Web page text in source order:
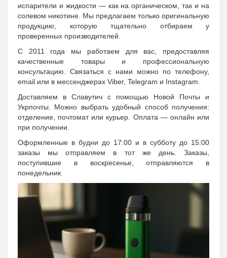
испарители и жидкости — как на органическом, так и на
солевом никотине. Мы предлагаем только оригинальную
продукцию, которую тщательно отбираем у
проверенных производителей.
С 2011 года мы работаем для вас, предоставляя
качественные товары и профессиональную
консультацию. Связаться с нами можно по телефону,
email или в мессенджерах Viber, Telegram и Instagram.
Доставляем в Славутич с помощью Новой Почты и
Укрпочты. Можно выбрать удобный способ получения:
отделение, почтомат или курьер. Оплата — онлайн или
при получении.
Оформленные в будни до 17:00 и в субботу до 15:00
заказы мы отправляем в тот же день. Заказы,
поступившие в воскресенье, отправляются в
понедельник.